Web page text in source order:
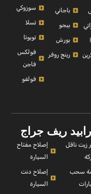
باجاني
بيجو
بورش
رينج روفر
سوزوكي
تسلا
تويوتا
فولكس
فاجن
فولفو
ريف جراج
زيت ناقل
سحب
إصلاح مفتاح
السيارة
إصلاح دنت
السيارة